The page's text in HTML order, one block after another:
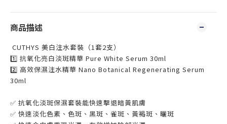
商品描述
CUTHYS 美白注水套裝（1套2支）
1️⃣ 抗氧化亮白淡斑精華 Pure White Serum 30ml
2️⃣ 高效保濕注水精華 Nano Botanical Regenerating Serum
30ml
✅ 抗氧化淡斑保濕套裝能快速擊退暗黃肌膚
✅ 快速淡化色素、色斑、黑斑、雀斑、黃褐斑、曬斑